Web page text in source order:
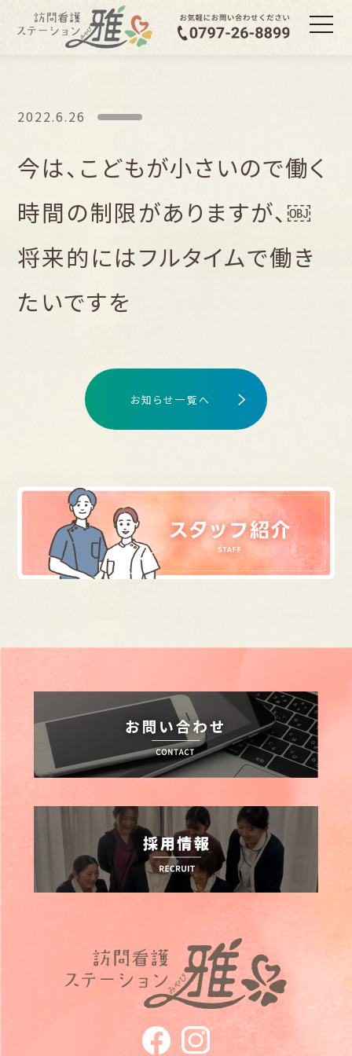
2022.6.26
今は、こどもが小さいので働く
時間の制限がありますが、￼
将来的にはフルタイムで働き
たいですを
お知らせ一覧へ